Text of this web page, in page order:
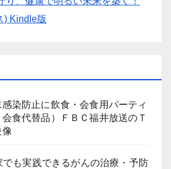
) Kindle版
染防止に飲食・会食用パーティ
食代替品）ＦＢＣ福井放送のＴ
像
でも実践できるがんの治療・予防